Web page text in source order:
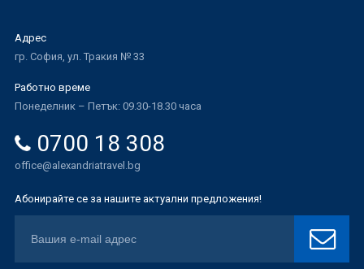
Адрес
гр. София, ул. Тракия № 33
Работно време
Понеделник – Петък: 09.30-18.30 часа
0700 18 308
office@alexandriatravel.bg
Абонирайте се за нашите актуални предложения!